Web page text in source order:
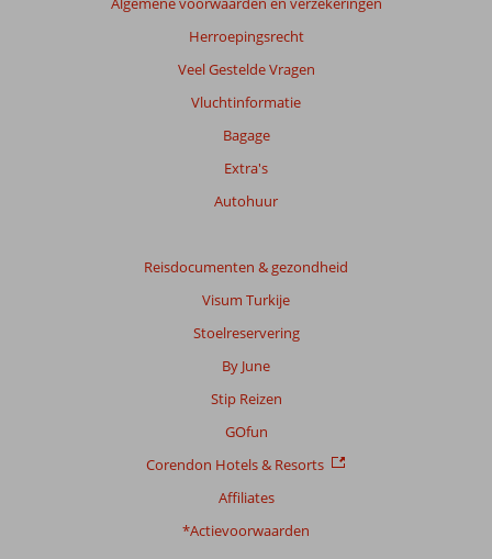
Herroepingsrecht
Veel Gestelde Vragen
Vluchtinformatie
Bagage
Extra's
Autohuur
Reisdocumenten & gezondheid
Visum Turkije
Stoelreservering
By June
Stip Reizen
GOfun
Corendon Hotels & Resorts
Affiliates
*Actievoorwaarden